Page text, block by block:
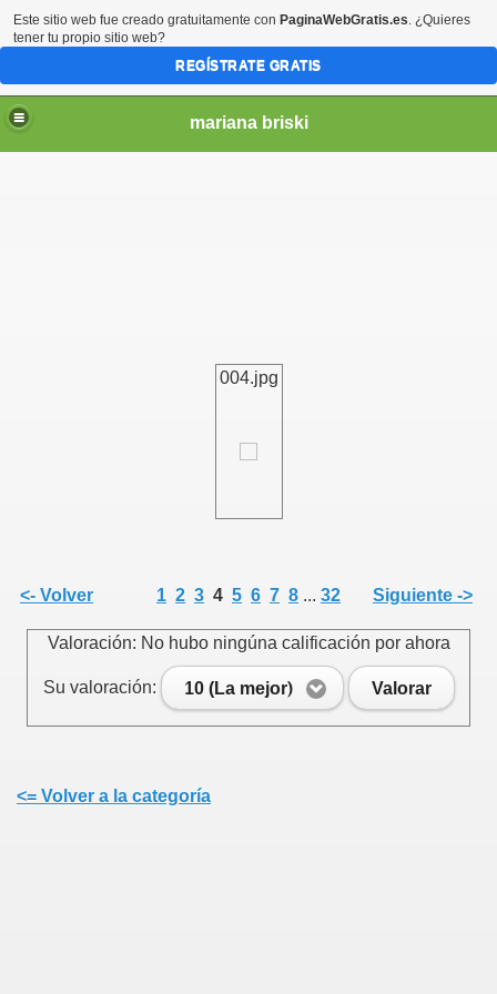
mariana briski
004.jpg
<- Volver 1 2 3 4 5 6 7 8 ... 32 Siguiente ->
Valoración: No hubo ningúna calificación por ahora
Su valoración: 10 (La mejor) Valorar
<= Volver a la categoría
Este sitio web fue creado gratuitamente con PaginaWebGratis.es. ¿Quieres
tener tu propio sitio web?
REGÍSTRATE GRATIS